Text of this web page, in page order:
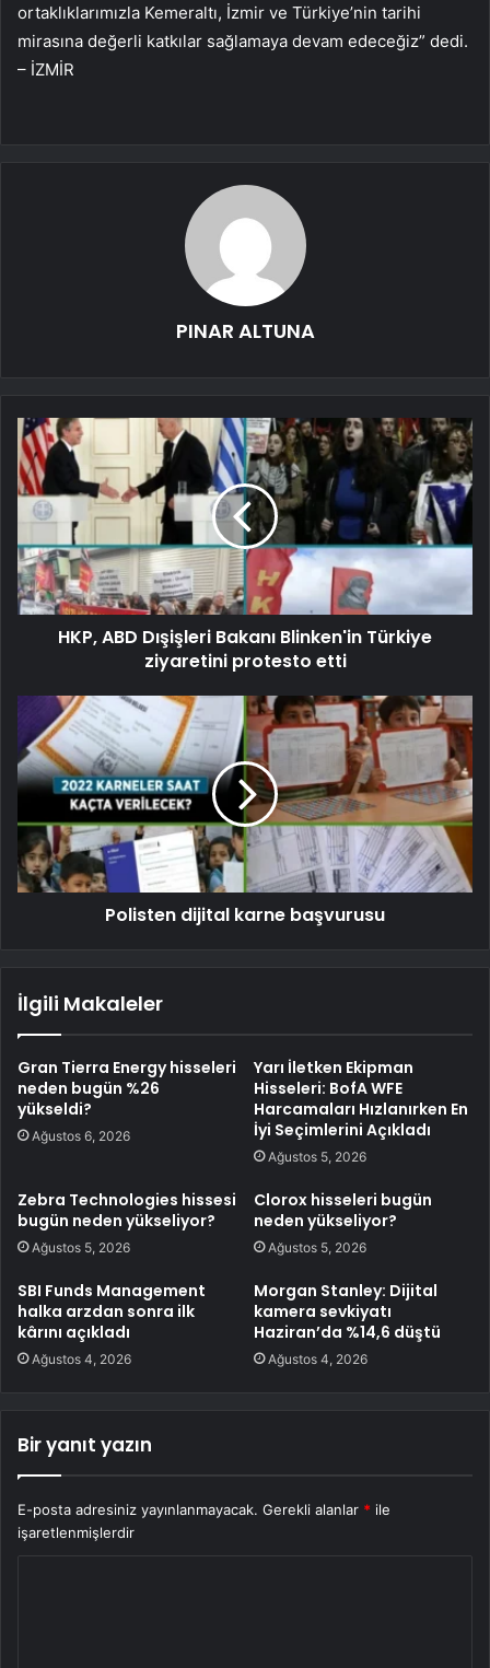
ortaklıklarımızla Kemeraltı, İzmir ve Türkiye’nin tarihi
mirasına değerli katkılar sağlamaya devam edeceğiz” dedi.
– İZMİR
PINAR ALTUNA
HKP, ABD Dışişleri Bakanı Blinken'in Türkiye
ziyaretini protesto etti
Polisten dijital karne başvurusu
İlgili Makaleler
Gran Tierra Energy hisseleri
neden bugün %26
yükseldi?
Ağustos 6, 2026
Yarı İletken Ekipman
Hisseleri: BofA WFE
Harcamaları Hızlanırken En
İyi Seçimlerini Açıkladı
Ağustos 5, 2026
Zebra Technologies hissesi
bugün neden yükseliyor?
Ağustos 5, 2026
Clorox hisseleri bugün
neden yükseliyor?
Ağustos 5, 2026
SBI Funds Management
halka arzdan sonra ilk
kârını açıkladı
Ağustos 4, 2026
Morgan Stanley: Dijital
kamera sevkiyatı
Haziran’da %14,6 düştü
Ağustos 4, 2026
Bir yanıt yazın
E-posta adresiniz yayınlanmayacak. Gerekli alanlar * ile
işaretlenmişlerdir